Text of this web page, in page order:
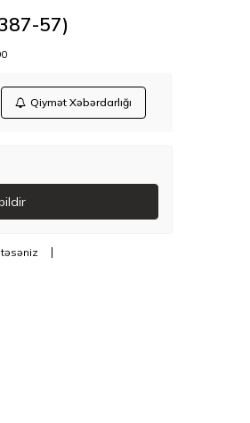
57)
Qiymət Xəbərdarlığı